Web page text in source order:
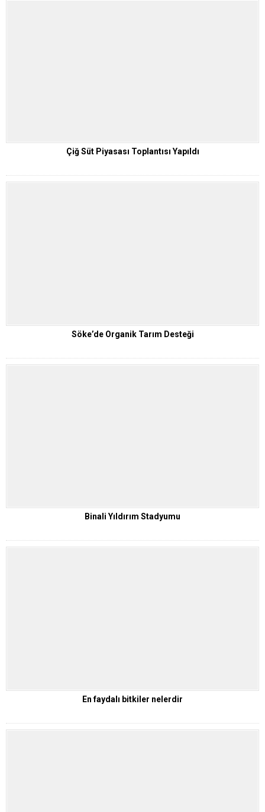
Çiğ Süt Piyasası Toplantısı Yapıldı
Söke’de Organik Tarım Desteği
Binali Yıldırım Stadyumu
En faydalı bitkiler nelerdir